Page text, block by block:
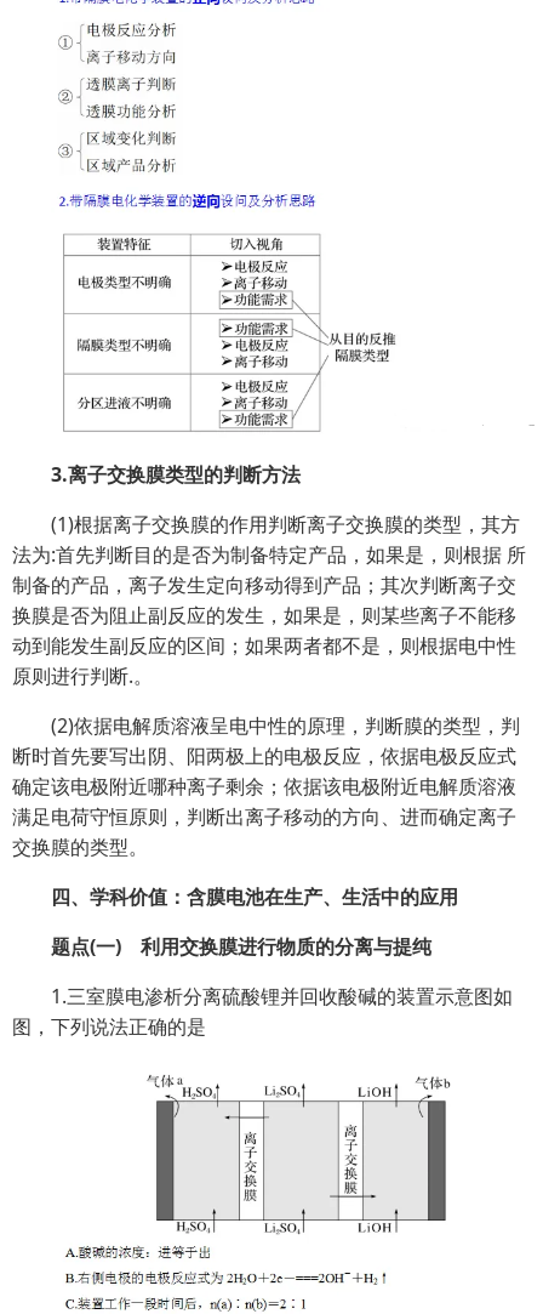
3.离子交换膜类型的判断方法
(1)根据离子交换膜的作用判断离子交换膜的类型，其方
法为:首先判断目的是否为制备特定产品，如果是，则根据 所
制备的产品，离子发生定向移动得到产品；其次判断离子交
换膜是否为阻止副反应的发生，如果是，则某些离子不能移
动到能发生副反应的区间；如果两者都不是，则根据电中性
原则进行判断.。
(2)依据电解质溶液呈电中性的原理，判断膜的类型，判
断时首先要写出阴、阳两极上的电极反应，依据电极反应式
确定该电极附近哪种离子剩余；依据该电极附近电解质溶液
满足电荷守恒原则，判断出离子移动的方向、进而确定离子
交换膜的类型。
四、学科价值：含膜电池在生产、生活中的应用
题点(一) 利用交换膜进行物质的分离与提纯
1.三室膜电渗析分离硫酸锂并回收酸碱的装置示意图如
图，下列说法正确的是